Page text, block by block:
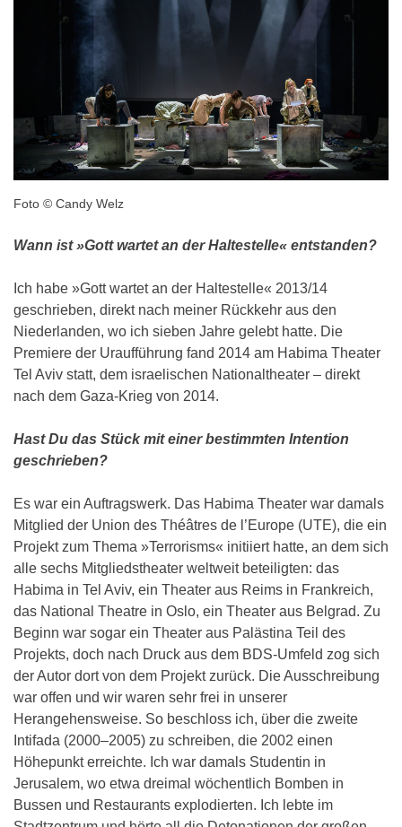
Foto © Candy Welz
Wann ist »Gott wartet an der Haltestelle« entstanden?
Ich habe »Gott wartet an der Haltestelle« 2013/14
geschrieben, direkt nach meiner Rückkehr aus den
Niederlanden, wo ich sieben Jahre gelebt hatte. Die
Premiere der Uraufführung fand 2014 am Habima Theater
Tel Aviv statt, dem israelischen Nationaltheater – direkt
nach dem Gaza-Krieg von 2014.
Hast Du das Stück mit einer bestimmten Intention
geschrieben?
Es war ein Auftragswerk. Das Habima Theater war damals
Mitglied der Union des Théâtres de l’Europe (UTE), die ein
Projekt zum Thema »Terrorisms« initiiert hatte, an dem sich
alle sechs Mitgliedstheater weltweit beteiligten: das
Habima in Tel Aviv, ein Theater aus Reims in Frankreich,
das National Theatre in Oslo, ein Theater aus Belgrad. Zu
Beginn war sogar ein Theater aus Palästina Teil des
Projekts, doch nach Druck aus dem BDS-Umfeld zog sich
der Autor dort von dem Projekt zurück. Die Ausschreibung
war offen und wir waren sehr frei in unserer
Herangehensweise. So beschloss ich, über die zweite
Intifada (2000–2005) zu schreiben, die 2002 einen
Höhepunkt erreichte. Ich war damals Studentin in
Jerusalem, wo etwa dreimal wöchentlich Bomben in
Bussen und Restaurants explodierten. Ich lebte im